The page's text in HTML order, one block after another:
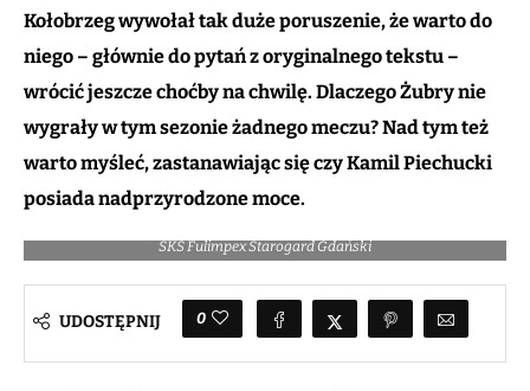
Kołobrzeg wywołał tak duże poruszenie, że warto do
niego – głównie do pytań z oryginalnego tekstu –
wrócić jeszcze choćby na chwilę. Dlaczego Żubry nie
wygrały w tym sezonie żadnego meczu? Nad tym też
warto myśleć, zastanawiając się czy Kamil Piechucki
posiada nadprzyrodzone moce.
SKS Fulimpex Starogard Gdański
UDOSTĘPNIJ 0